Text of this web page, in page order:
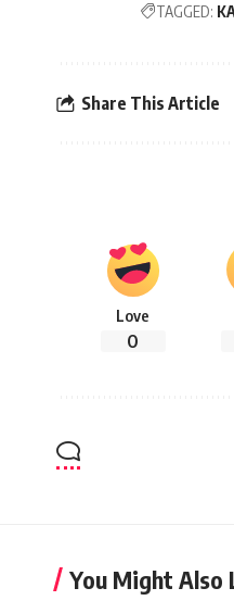
TAGGED:
Share This Article
Love
0
You Might Also